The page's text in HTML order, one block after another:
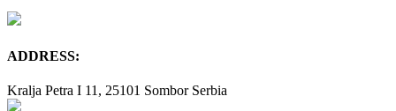
ADDRESS:
Kralja Petra I 11, 25101 Sombor Serbia